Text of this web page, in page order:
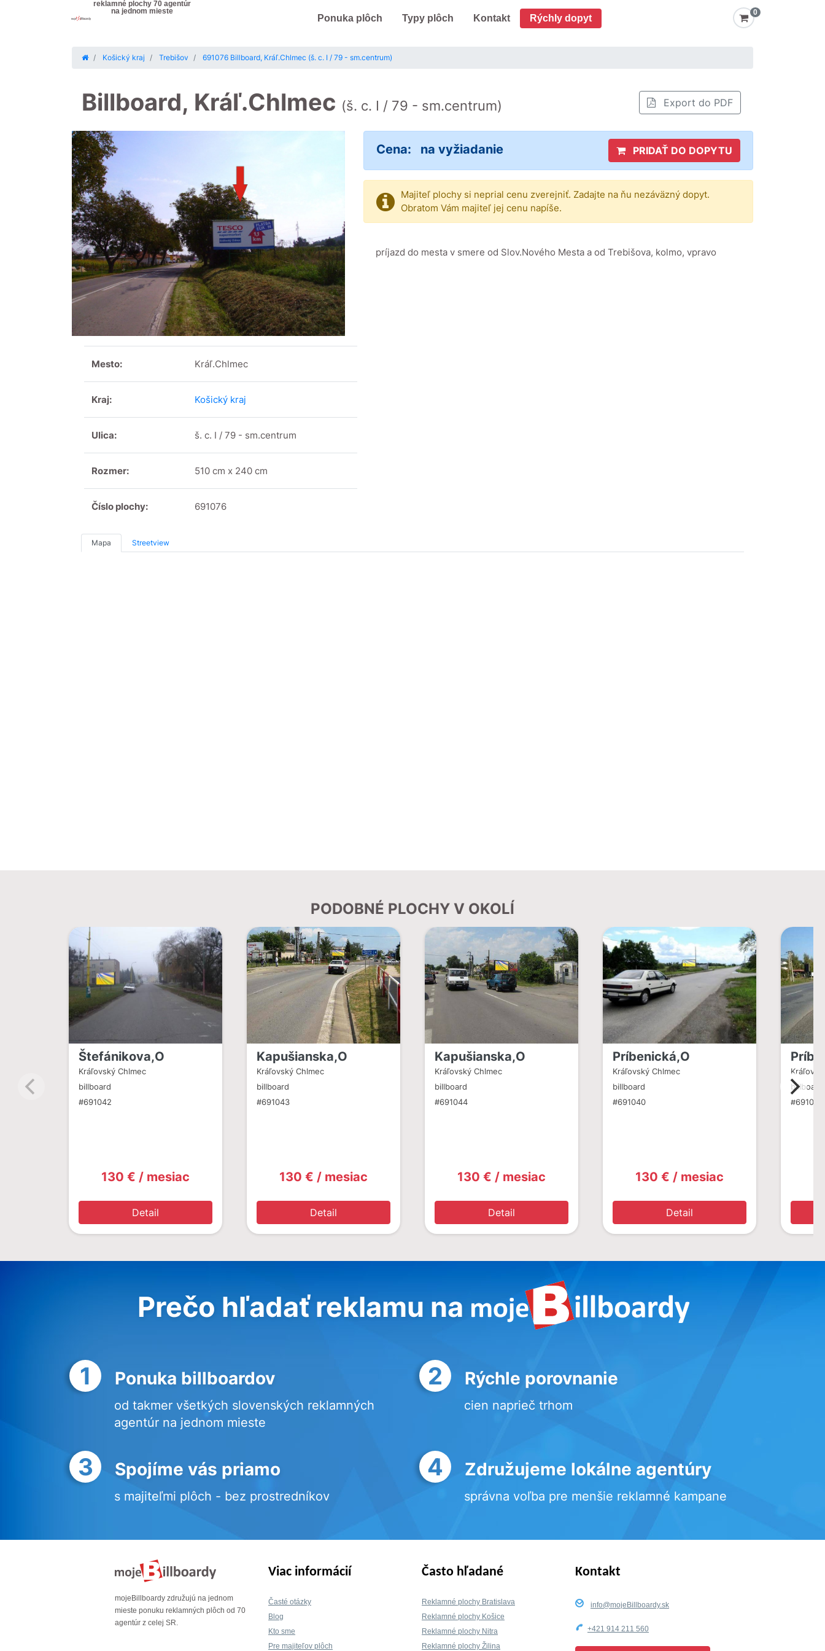
reklamné plochy 70 agentúr
na jednom mieste
Ponuka plôch Typy plôch Kontakt Rýchly dopyt
0
Košický kraj Trebišov 691076 Billboard, Kráľ.Chlmec (š. c. I / 79 - sm.centrum)
Billboard, Kráľ.Chlmec (š. c. I / 79 - sm.centrum) Export do PDF
Cena: na vyžiadanie PRIDAŤ DO DOPYTU
Majiteľ plochy si neprial cenu zverejniť. Zadajte na ňu nezáväzný dopyt.
Obratom Vám majiteľ jej cenu napíše.
príjazd do mesta v smere od Slov.Nového Mesta a od Trebišova, kolmo, vpravo
Mesto: Kráľ.Chlmec
Kraj: Košický kraj
Ulica: š. c. I / 79 - sm.centrum
Rozmer: 510 cm x 240 cm
Číslo plochy: 691076
Mapa Streetview
PODOBNÉ PLOCHY V OKOLÍ
Štefánikova,O
Kráľovský Chlmec
billboard
#691042
130 € / mesiac
Detail
Kapušianska,O
Kráľovský Chlmec
billboard
#691043
130 € / mesiac
Detail
Kapušianska,O
Kráľovský Chlmec
billboard
#691044
130 € / mesiac
Detail
Príbenická,O
Kráľovský Chlmec
billboard
#691040
130 € / mesiac
Detail
billboard
#691041
Prečo hľadať reklamu na
1 Ponuka billboardov
od takmer všetkých slovenských reklamných
agentúr na jednom mieste
2 Rýchle porovnanie
cien naprieč trhom
3 Spojíme vás priamo
s majiteľmi plôch - bez prostredníkov
4 Združujeme lokálne agentúry
správna voľba pre menšie reklamné kampane
mojeBillboardy združujú na jednom
mieste ponuku reklamných plôch od 70
agentúr z celej SR.
Viac informácií
Časté otázky
Blog
Kto sme
Pre majiteľov plôch
Často hľadané
Reklamné plochy Bratislava
Reklamné plochy Košice
Reklamné plochy Nitra
Reklamné plochy Žilina
Kontakt
info@mojeBillboardy.sk
+421 914 211 560